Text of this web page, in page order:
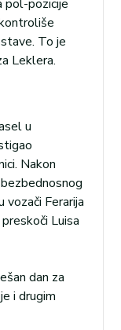
pol-pozicije
To je
Leklera.
u
Nakon
vozači Ferarija
Luisa
dan za
i drugim